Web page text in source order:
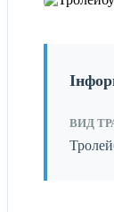
ВИД